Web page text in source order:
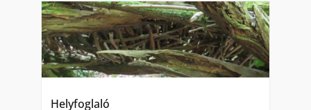
Helyfoglaló